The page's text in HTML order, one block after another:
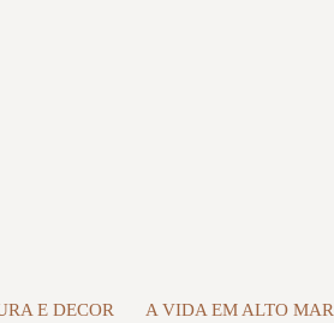
E DECOR A VIDA EM ALTO MAR